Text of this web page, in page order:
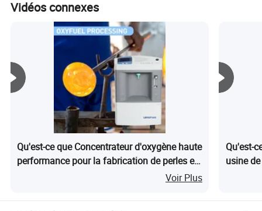
Vidéos connexes
Qu'est-ce que Concentrateur d'oxygène haute
performance pour la fabrication de perles en
Voir Plus
Qu'est-
usine